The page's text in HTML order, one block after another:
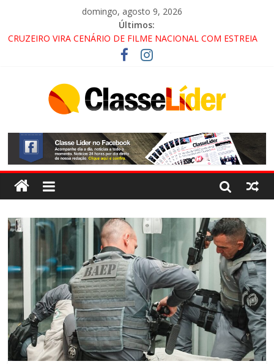
domingo, agosto 9, 2026
Últimos:
CRUZEIRO VIRA CENÁRIO DE FILME NACIONAL COM ESTREIA
PROMOTOR DO GAECO
ACESSO À APARECIDA NA DUTRA SERÁ BLOQUEADO NO FIM
ALTERNATIVAS
LORENA, PINDAMONHANGABA E QUELUZ NA RETA FINAL
PELA FÁBRICA DA COCA-COLA!